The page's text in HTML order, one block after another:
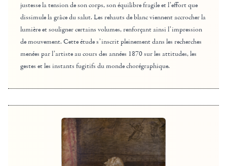
justesse la tension de son corps, son équilibre fragile et l’effort que
dissimule la grâce du salut. Les rehauts de blanc viennent accrocher la
lumière et souligner certains volumes, renforçant ainsi l’impression
de mouvement. Cette étude s’inscrit pleinement dans les recherches
menées par l’artiste au cours des années 1870 sur les attitudes, les
gestes et les instants fugitifs du monde chorégraphique.